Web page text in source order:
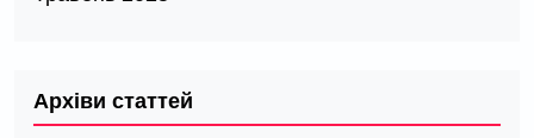
Архіви статтей